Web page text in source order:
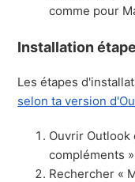
comme pour
Installation
Les étapes
selon ta version
Ouvrir Outlook
compléments
Rechercher «